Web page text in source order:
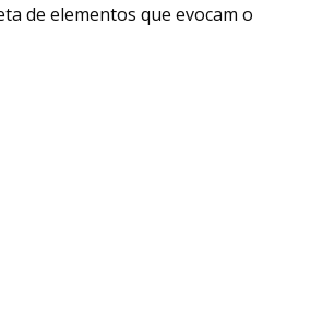
de elementos que evocam o